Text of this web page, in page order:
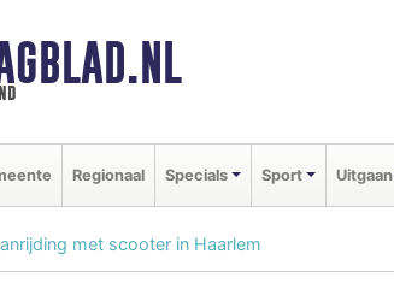
Regionaal Specials Sport Uitgaan
met scooter in Haarlem